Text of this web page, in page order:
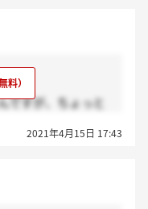
ですが、ちょっと
2021年4月15日 17:43